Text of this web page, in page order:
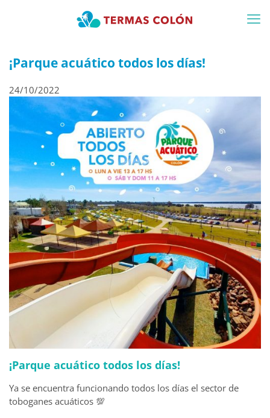
¡Parque acuático todos los días!
24/10/2022
¡Parque acuático todos los días!
Ya se encuentra funcionando todos los días el sector de
toboganes acuáticos 💯